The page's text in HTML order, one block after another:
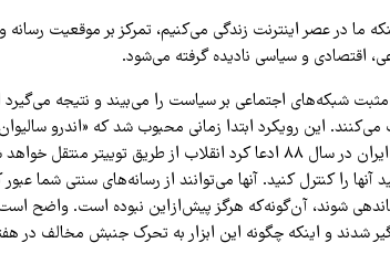
ما در عصر اینترنت زندگی می‌کنیم، تمرکز بر موقعیت رسانه‌
اقتصادی و سیاسی نادیده گرفته می‌شود.
مثبت شبکه‌های اجتماعی بر سیاست را می‌بیند و نتیجه
این رویکرد ابتدا زمانی محبوب شد که «اندرو
محافظه‌کار، در جریان اعتراض‌های ایران در سال ۸۸ ادعا کرد انقلاب از طریق
را کنترل کنید. آنها می‌توانند از رسانه‌های سنتی شما عبور
شوند، آن‌گونه‌که هرگز پیش‌ازاین نبوده است. واضح
شدند و اینکه چگونه این ابزار به تحرک جنبش مخالف در